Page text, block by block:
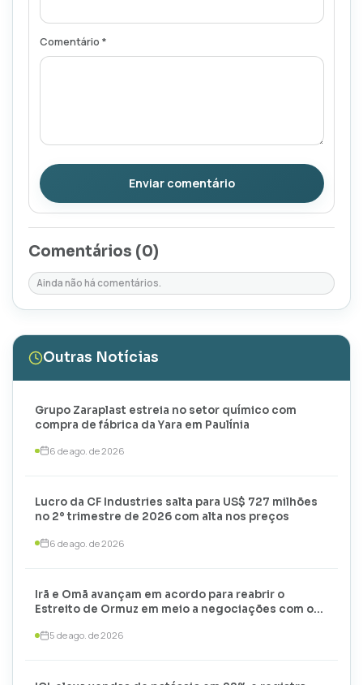
Comentário *
Enviar comentário
Comentários (0)
Ainda não há comentários.
Outras Notícias
Grupo Zaraplast estreia no setor químico com
compra de fábrica da Yara em Paulínia
6 de ago. de 2026
Lucro da CF Industries salta para US$ 727 milhões
no 2º trimestre de 2026 com alta nos preços
6 de ago. de 2026
Irã e Omã avançam em acordo para reabrir o
Estreito de Ormuz em meio a negociações com os
5 de ago. de 2026